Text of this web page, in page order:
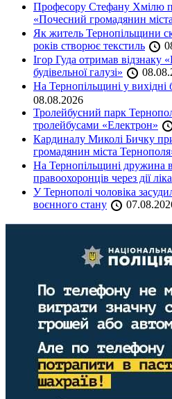
Професору Стефану Хмілю
«Почесний громадянин
Як житель Тернопільщини
років створює текстиль
Ігор Гуда отримав відзнаку
будівельної галузі»
На Тернопільщині у вихідні
08.08.2026
Тролейбусний парк
тролейбусами «Електрон»
Кардиналу Миколі Бичку
громадянин міста
На Тернопільщині дружина
правоохоронців через дії
У Тернополі чоловіка
воєнного стану